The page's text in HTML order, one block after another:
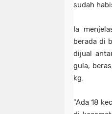
sudah
Ia
berada di
dijual
gula,
kg.
"Ada 18